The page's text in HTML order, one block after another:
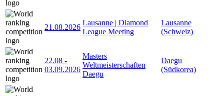
21.08.2026
Lausanne | Diamond
League Meeting
Lausanne
(Schweiz)
22.08 -
03.09.2026
Masters
Weltmeisterschaften
Daegu
Daegu
(Südkorea)